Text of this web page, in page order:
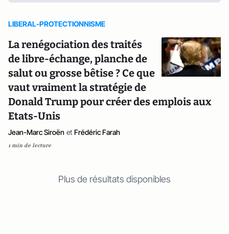
LIBERAL-PROTECTIONNISME
La renégociation des traités
de libre-échange, planche de
salut ou grosse bêtise ? Ce que
vaut vraiment la stratégie de
Donald Trump pour créer des emplois aux
Etats-Unis
Jean-Marc Siroën et Frédéric Farah
1 min de lecture
Plus de résultats disponibles